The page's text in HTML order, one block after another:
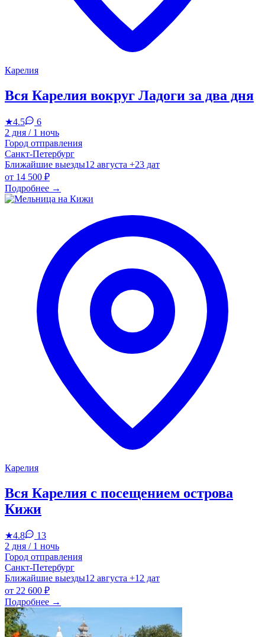
Карелия
Вся Карелия вокруг Ладоги за два дня
★4.5
6
2 дня / 1 ночь
Город отправления
Санкт-Петербург
Ближайшие выезды12 августа +23 дат
от 14 500 ₽
Подробнее →
Карелия
Вся Карелия с посещением острова
Кижи
★4.8
13
2 дня / 1 ночь
Город отправления
Санкт-Петербург
Ближайшие выезды12 августа +12 дат
от 22 600 ₽
Подробнее →